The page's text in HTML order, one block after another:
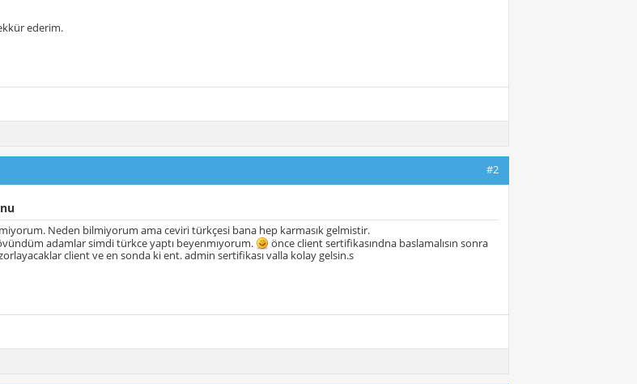
ederim.
#2
Neden bilmiyorum ama ceviri türkçesi bana hep karmasık gelmistir.
adamlar simdi türkce yaptı beyenmıyorum.
önce client sertifikasındna baslamalısın sonra
client ve en sonda ki ent. admin sertifikası valla kolay gelsin.s